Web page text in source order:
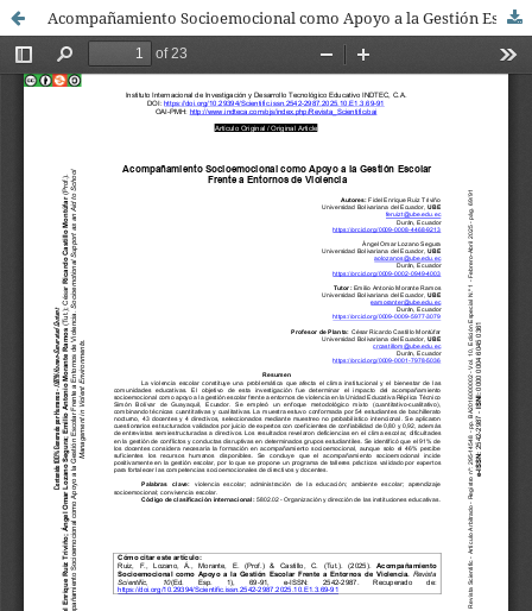
Acompañamiento Socioemocional como Apoyo a la Gestión Escolar Frente a Entornos de Violencia